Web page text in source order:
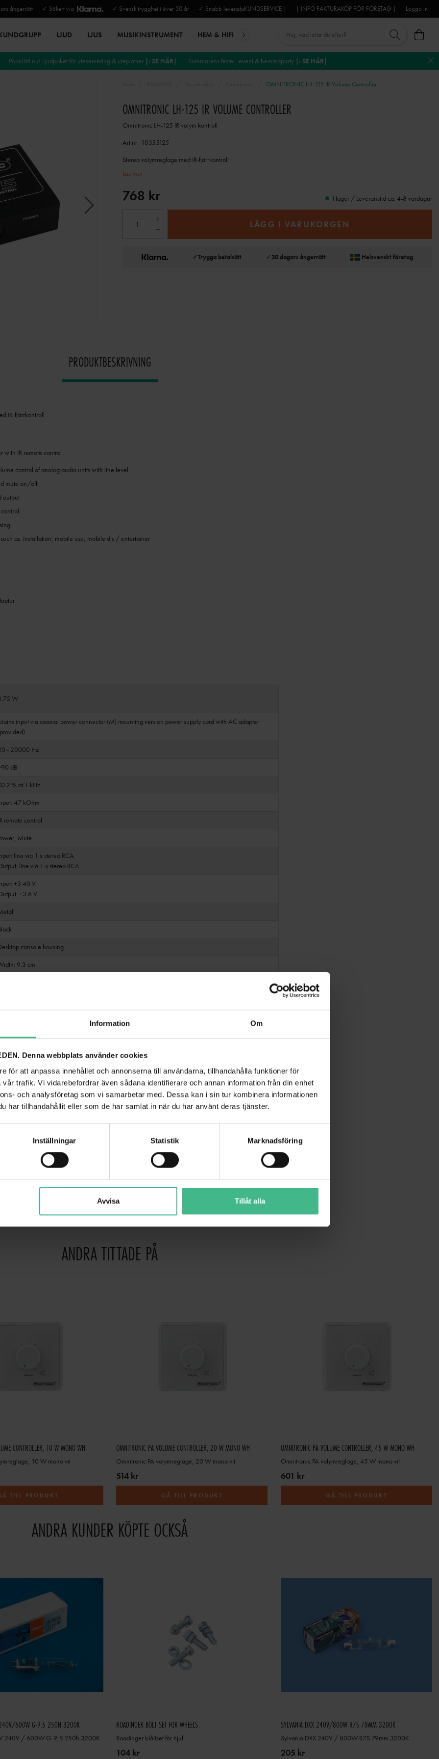
Information Om
Denna webbplats använder cookies
för att anpassa innehållet och annonserna till användarna, tillhandahålla funktioner för
trafik. Vi vidarebefordrar även sådana identifierare och annan information från din enhet
och analysföretag som vi samarbetar med. Dessa kan i sin tur kombinera informationen
har tillhandahållit eller som de har samlat in när du har använt deras tjänster.
Inställningar Statistik Marknadsföring
Avvisa Tillåt alla
ångerrätt ✓ Säkert via ✓ Svensk trygghet i över 50 år ✓ Snabb leverans| KUNDSERVICE | | INFO FAKTURAKÖP FÖR FÖRETAG | Logga in
LJUD LJUS MUSIKINSTRUMENT HEM & HIFI MIKROFONER DJ-UTRUSTNING TROSS
Populärt nu! Ljudpaket för uteservering & uteplatser |› SE HÄR| Sommarens fester, event & hemmaparty |› SE HÄR|
OMNITRONIC LH-125 IR Volume Controller
OMNITRONIC LH-125 IR VOLUME CONTROLLER
Omnitronic LH-125 IR volym kontroll
Art nr: 10355125
Stereo volymreglage med IR-fjärrkontroll
Läs mer
768 kr I lager / Leveranstid ca. 4-8 vardagar
LÄGG I VARUKORGEN
✓Trygga betalsätt ✓30 dagars ångerrätt Helsvenskt företag
PRODUKTBESKRIVNING
IR-fjärrkontroll
with IR remote control
control of analog audio units with line level
mute on/off
output
as: Installation; mobile use; mobile djs / entertainer
W
input via coaxial power connector (M) mounting version power supply cord with AC adapter
- 20000 Hz
dB
% at 1 kHz
47 kOhm
remote control
Mute
line via 1 x stereo RCA
line via 1 x stereo RCA
+3.40 V
+3.6 V
console housing
9.3 cm
7.6 cm
DC
class III
kg
240 V AC, 50/60 Hz
class II
x button cell 3.0 V CR2025 lithium manganese built-in
ANDRA TITTADE PÅ
CONTROLLER, 10 W MONO WH
10 W mono vit
TILL PRODUKT
OMNITRONIC PA VOLUME CONTROLLER, 20 W MONO WH
Omnitronic PA volymreglage, 20 W mono vit
514 kr
GÅ TILL PRODUKT
OMNITRONIC PA VOLUME CONTROLLER, 45 W MONO WH
Omnitronic PA volymreglage, 45 W mono vit
601 kr
GÅ TILL PRODUKT
ANDRA KUNDER KÖPTE OCKSÅ
600W G-9.5 250H 3200K
240V / 600W G-9,5 250h 3200K
ROADINGER BOLT SET FOR WHEELS
Roadinger blåltset för hjul
104 kr
SYLVANIA DXX 240V/800W R7S 78MM 3200K
Sylvania DXX 240V / 800W R7S 79mm 3200K
205 kr